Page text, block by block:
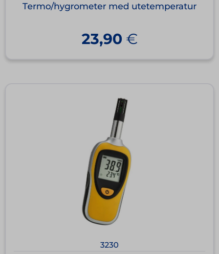
Termo/hygrometer med utetemperatur
23,90 €
3230